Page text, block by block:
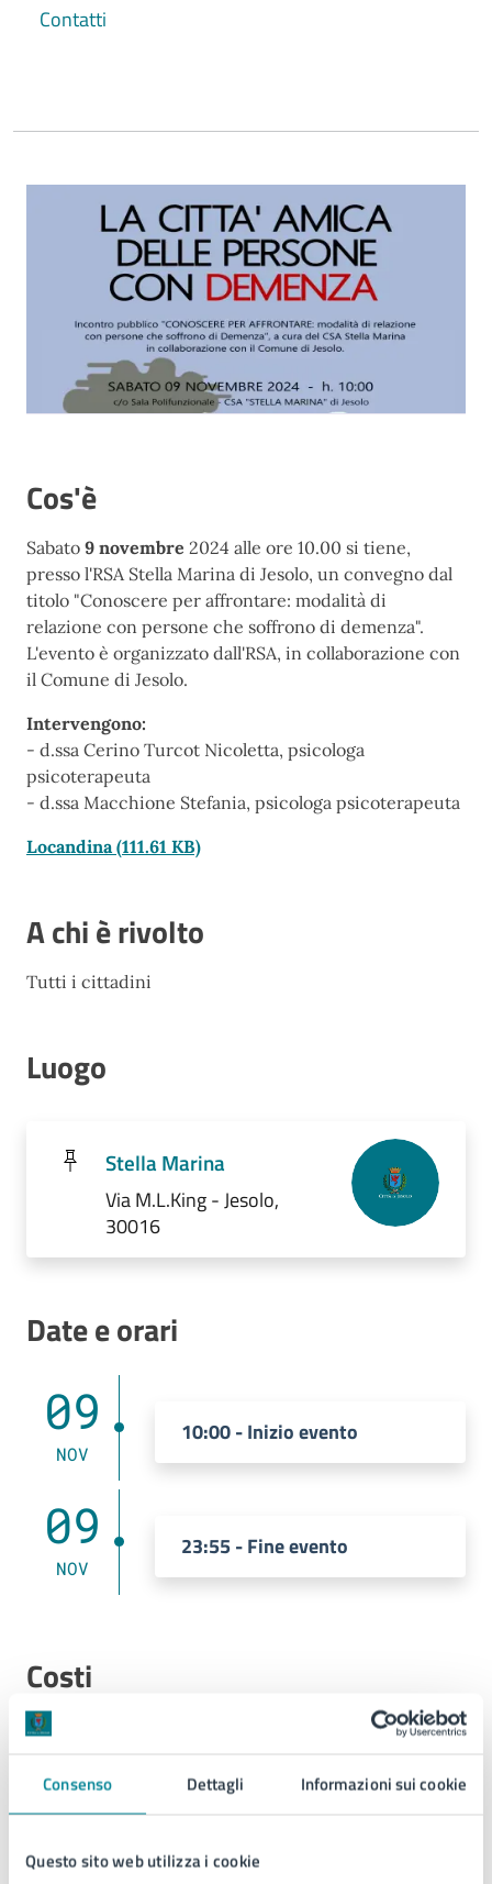
Consenso Dettagli Informazioni sui cookie
Questo sito web utilizza i cookie
Contatti
Cos'è
Sabato 9 novembre 2024 alle ore 10.00 si tiene,
presso l'RSA Stella Marina di Jesolo, un convegno dal
titolo "Conoscere per affrontare: modalità di
relazione con persone che soffrono di demenza".
L'evento è organizzato dall'RSA, in collaborazione con
il Comune di Jesolo.
Intervengono:
- d.ssa Cerino Turcot Nicoletta, psicologa
psicoterapeuta
- d.ssa Macchione Stefania, psicologa psicoterapeuta
Locandina(111.61 KB)
A chi è rivolto
Tutti i cittadini
Luogo
Stella Marina
Via M.L.King - Jesolo,
30016
Date e orari
09
NOV
10:00 - Inizio evento
09
NOV
23:55 - Fine evento
Costi